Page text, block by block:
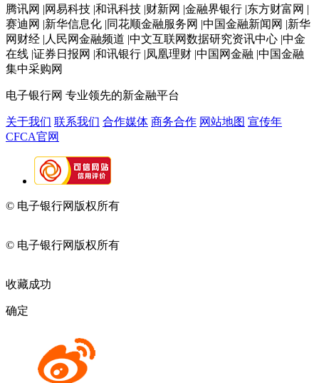
腾讯网 |网易科技 |和讯科技 |财新网 |金融界银行 |东方财富网 |
赛迪网 |新华信息化 |同花顺金融服务网 |中国金融新闻网 |新华
网财经 |人民网金融频道 |中文互联网数据研究资讯中心 |中金
在线 |证券日报网 |和讯银行 |凤凰理财 |中国网金融 |中国金融
集中采购网
电子银行网 专业领先的新金融平台
关于我们 联系我们 合作媒体 商务合作 网站地图 宣传年
CFCA官网
© 电子银行网版权所有
© 电子银行网版权所有
收藏成功
确定